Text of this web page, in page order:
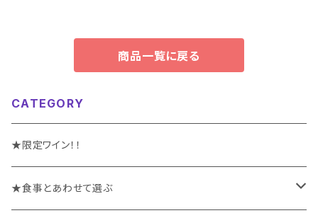
商品一覧に戻る
CATEGORY
★限定ワイン！！
★食事とあわせて選ぶ